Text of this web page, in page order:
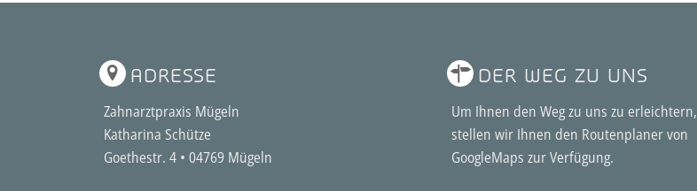
ADRESSE
Zahnarztpraxis Mügeln
Katharina Schütze
Goethestr. 4 • 04769 Mügeln
DER WEG ZU UNS
Um Ihnen den Weg zu uns zu erleichtern,
stellen wir Ihnen den Routenplaner von
GoogleMaps zur Verfügung.